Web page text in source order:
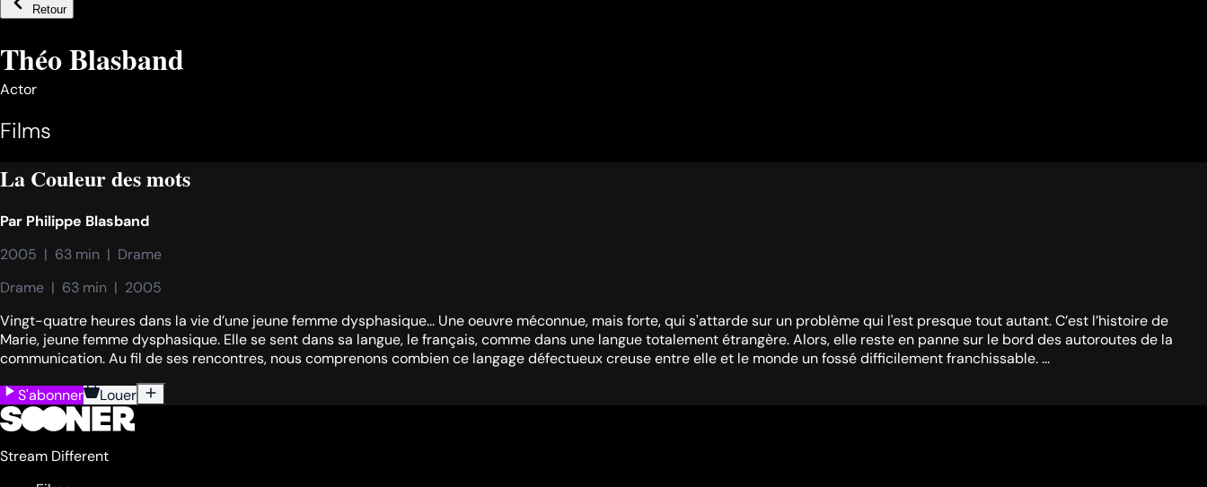
Retour
Théo Blasband
Actor
Films
La Couleur des mots
Par Philippe Blasband
2005  |  63 min  |  Drame
Drame  |  63 min  |  2005
Vingt-quatre heures dans la vie d’une jeune femme dysphasique... Une oeuvre méconnue, mais forte, qui s'attarde sur un problème qui l'est presque tout autant. C’est l’histoire de
Marie, jeune femme dysphasique. Elle se sent dans sa langue, le français, comme dans une langue totalement étrangère. Alors, elle reste en panne sur le bord des autoroutes de la
communication. Au fil de ses rencontres, nous comprenons combien ce langage défectueux creuse entre elle et le monde un fossé difficilement franchissable. ...
S'abonner
Louer
Stream Different